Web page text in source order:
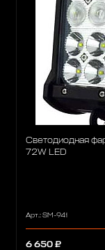
Светодиодная
72W LED
Арт.: SM-941
6 650 ₽